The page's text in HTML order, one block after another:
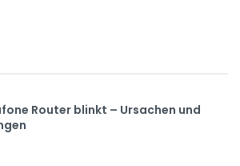
Router blinkt – Ursachen und